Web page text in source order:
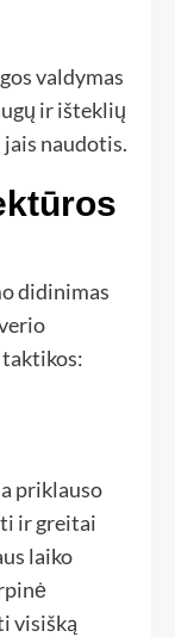
valdymas
ir išteklių
jais naudotis.
didinimas
priklauso
ir greitai
laiko
visišką